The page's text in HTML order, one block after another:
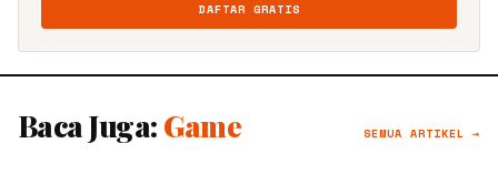
DAFTAR GRATIS
Baca Juga: Game SEMUA ARTIKEL →